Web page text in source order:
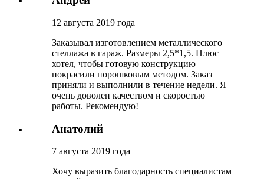
12 августа 2019 года
Заказывал изготовлением металлического
стеллажа в гараж. Размеры 2,5*1,5. Плюс
хотел, чтобы готовую конструкцию
покрасили порошковым методом. Заказ
приняли и выполнили в течение недели. Я
очень доволен качеством и скоростью
работы. Рекомендую!
Анатолий
7 августа 2019 года
Хочу выразить благодарность специалистам